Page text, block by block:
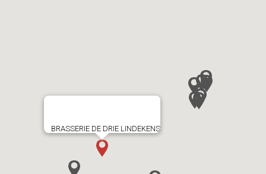
BRASSERIE DE DRIE LINDEKENS